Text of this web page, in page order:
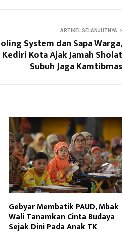
ARTIKEL SELANJUTNYA
System dan Sapa Warga,
Kota Ajak Jamah Sholat
Subuh Jaga Kamtibmas
Gebyar Membatik PAUD, Mbak
Wali Tanamkan Cinta Budaya
Sejak Dini Pada Anak TK